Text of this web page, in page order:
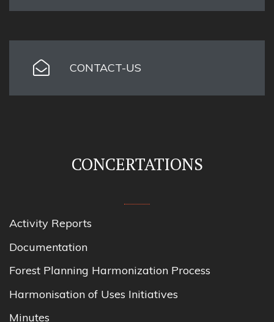
CONTACT-US
CONCERTATIONS
Activity Reports
Documentation
Forest Planning Harmonization Process
Harmonisation of Uses Initiatives
Minutes